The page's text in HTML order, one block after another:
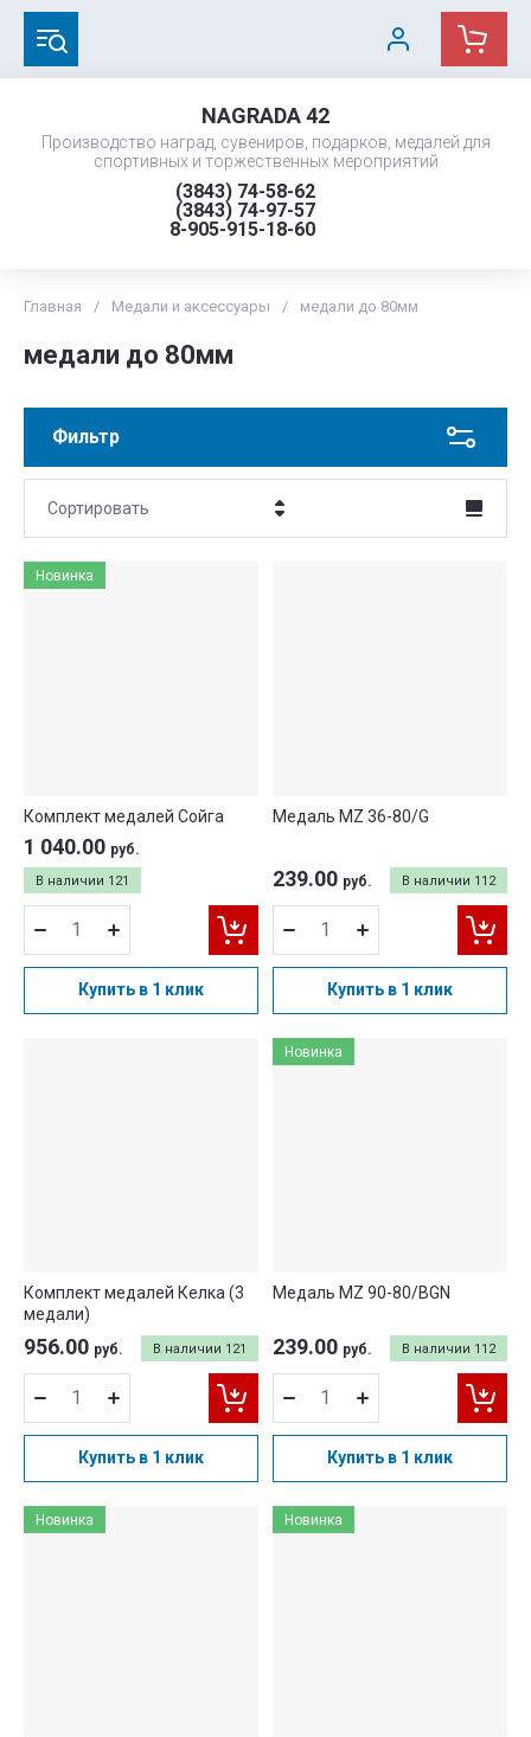
NAGRADA 42
Производство наград, сувениров, подарков, медалей для
спортивных и торжественных мероприятий
(3843) 74-58-62
(3843) 74-97-57
8-905-915-18-60
Главная / Медали и аксессуары / медали до 80мм
медали до 80мм
Фильтр
Сортировать
Новинка
Комплект медалей Сойга
В наличии 121
1 040.00 руб.
Купить в 1 клик
Медаль MZ 36-80/G
В наличии 112
239.00 руб.
Купить в 1 клик
Комплект медалей Келка (3
медали)
В наличии 121
956.00 руб.
Купить в 1 клик
Новинка
Медаль MZ 90-80/BGN
В наличии 112
239.00 руб.
Купить в 1 клик
Новинка Новинка